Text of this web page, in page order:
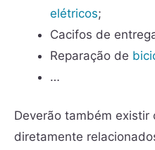
elétricos;
Cacifos de
Reparação de
…
Deverão também
diretamente